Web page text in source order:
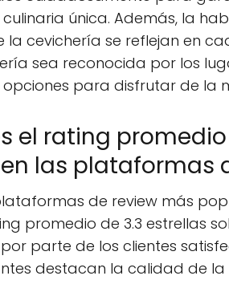
única. Además, la
la cevichería se reflejan en
sea reconocida por los
opciones para disfrutar de la
el rating
las plataformas
de review más
promedio de 3.3 estrellas
parte de los clientes
destacan la calidad de